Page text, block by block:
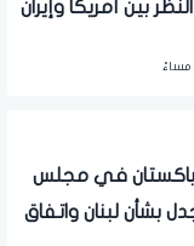
بين أمريكا وإيران
في مجلس
بشأن لبنان واتفاق